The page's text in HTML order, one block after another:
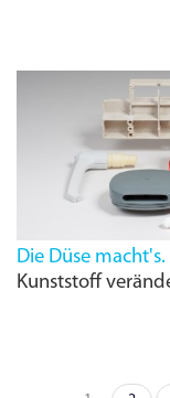
Die Düse macht's.
Kunststoff